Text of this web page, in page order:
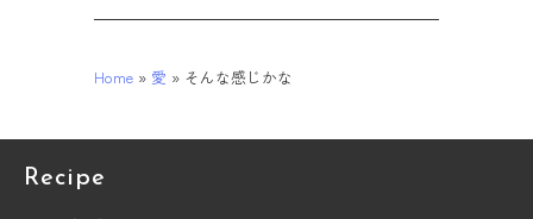
Home » 愛 » そんな感じかな
Recipe